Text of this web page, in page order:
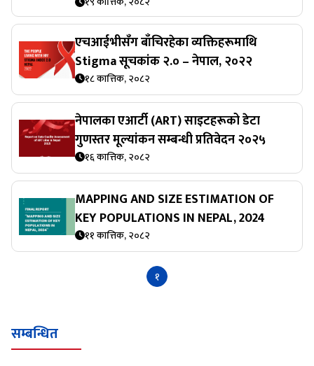
एचआईभीसँग बाँचिरहेका व्यक्तिहरूमाथि
Stigma सूचकांक २.० – नेपाल, २०२२
१८ कात्तिक, २०८२
नेपालका एआर्टी (ART) साइटहरूको डेटा
गुणस्तर मूल्यांकन सम्बन्धी प्रतिवेदन २०२५
१६ कात्तिक, २०८२
MAPPING AND SIZE ESTIMATION OF
KEY POPULATIONS IN NEPAL, 2024
११ कात्तिक, २०८२
१
सम्बन्धित